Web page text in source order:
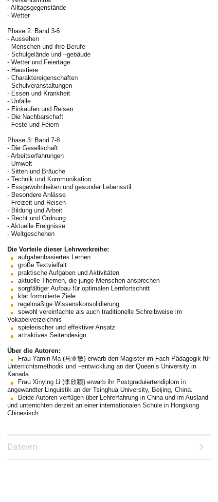
- Alltagsgegenstände
- Wetter
Phase 2: Band 3-6
- Aussehen
- Menschen und ihre Berufe
- Schulgelände und –gebäude
- Wetter und Feiertage
- Haustiere
- Charaktereigenschaften
- Schulveranstaltungen
- Essen und Krankheit
- Unfälle
- Einkaufen und Reisen
- Die Nachbarschaft
- Feste und Feiern
Phase 3: Band 7-8
- Die Gesellschaft
- Arbeitserfahrungen
- Umwelt
- Sitten und Bräuche
- Technik und Kommunikation
- Essgewohnheiten und gesunder Lebensstil
- Besondere Anlässe
- Freizeit und Reisen
- Bildung und Arbeit
- Recht und Ordnung
- Aktuelle Ereignisse
- Weltgeschehen
Die Vorteile dieser Lehrwerkreihe:
aufgabenbasiertes Lernen
große Textvielfalt
praktische Aufgaben und Aktivitäten
aktuelle Themen, die junge Menschen ansprechen
sorgfältiger Aufbau für optimalen Lernfortschritt
klar formulierte Ziele
regelmäßige Wissenskonsolidierung
sowohl vereinfachte als auch traditionelle Schreibweise im
Vokabelverzeichnis
spielerischer und effektiver Ansatz
attraktives Seitendesign
Über die Autoren:
Frau Yamin Ma (马亚敏) erwarb den Magister im Fach Pädagogik für
Unterrichtsmethodik und –entwicklung an der Queen’s University in
Kanada.
Frau Xinying Li (李欣颖) erwarb ihr Postgraduiertendiplom in
angewandter Linguistik an der Tsinghua University, Beijing, China.
Beide Autoren verfügen über Lehrerfahrung in China und im Ausland
und unterrichten derzeit an einer internationalen Schule in Hongkong
Chinesisch.
Dateien